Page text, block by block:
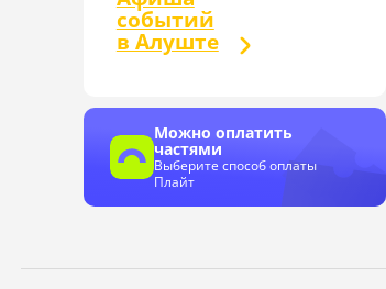
событий
в Алуште
Можно оплатить
частями
Выберите способ оплаты
Плайт